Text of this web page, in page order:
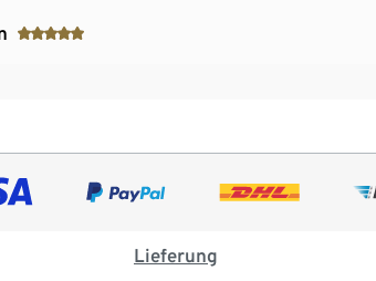
Lieferung